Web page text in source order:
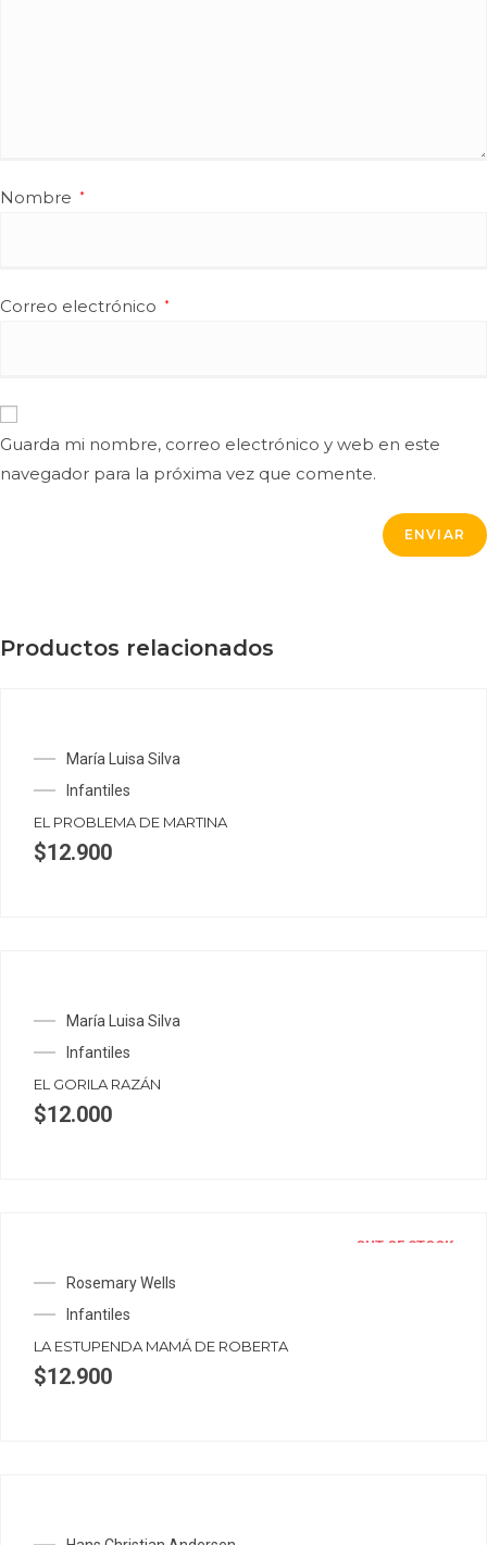
Nombre *
Correo electrónico *
Guarda mi nombre, correo electrónico y web en este
navegador para la próxima vez que comente.
Productos relacionados
María Luisa Silva
Infantiles
EL PROBLEMA DE MARTINA
$12.900
María Luisa Silva
Infantiles
EL GORILA RAZÁN
$12.000
OUT OF STOCK
Rosemary Wells
Infantiles
LA ESTUPENDA MAMÁ DE ROBERTA
$12.900